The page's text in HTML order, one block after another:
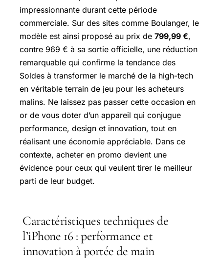
impressionnante durant cette période
commerciale. Sur des sites comme Boulanger, le
modèle est ainsi proposé au prix de 799,99 €,
contre 969 € à sa sortie officielle, une réduction
remarquable qui confirme la tendance des
Soldes à transformer le marché de la high-tech
en véritable terrain de jeu pour les acheteurs
malins. Ne laissez pas passer cette occasion en
or de vous doter d’un appareil qui conjugue
performance, design et innovation, tout en
réalisant une économie appréciable. Dans ce
contexte, acheter en promo devient une
évidence pour ceux qui veulent tirer le meilleur
parti de leur budget.
Caractéristiques techniques de
l’iPhone 16 : performance et
innovation à portée de main